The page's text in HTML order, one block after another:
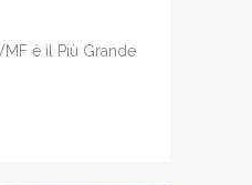
è il Più Grande